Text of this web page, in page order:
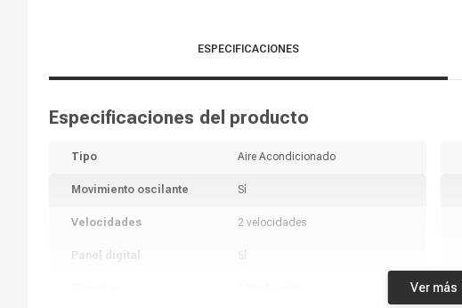
ESPECIFICACIONES
Especificaciones del producto
Tipo Aire Acondicionado
Movimiento oscilante Sí
Velocidades 2 velocidades
Panel digital Sí
Ver más